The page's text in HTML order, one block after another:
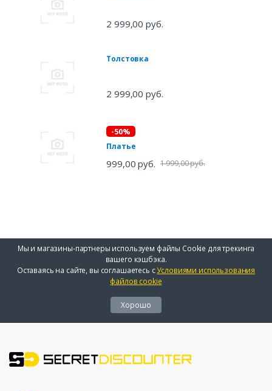
2 999,00 руб.
Толстовка
2 999,00 руб.
-50%
Платье
999,00 руб. 1 999,00 руб.
Мы и магазины-партнеры используем файлы Cookie для трекинга
вашего кэшбэка.
Оставаясь на сайте, вы соглашаетесь сУсловиями использования
файлов cookie
Хорошо